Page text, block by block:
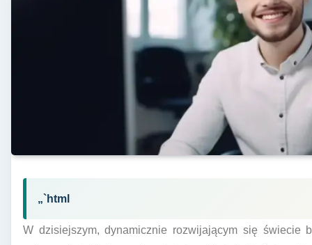
„`html
W dzisiejszym, dynamicznie rozwijającym się świecie